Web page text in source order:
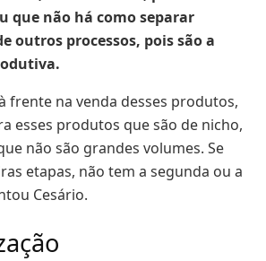
que não há como separar
outros processos, pois são a
frente na venda desses produtos,
esses produtos que são de nicho,
não são grandes volumes. Se
etapas, não tem a segunda ou a
Cesário.